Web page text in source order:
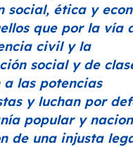
social, ética y
que por la vía
civil y la
social y de
las potencias
y luchan por
popular y
de una injusta